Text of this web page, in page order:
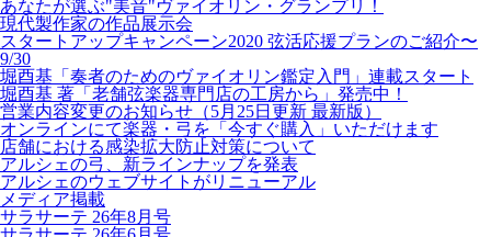
あなたが選ぶ"美音"ヴァイオリン・グランプリ！
現代製作家の作品展示会
スタートアップキャンペーン2020 弦活応援プランのご紹介〜
9/30
堀酉基「奏者のためのヴァイオリン鑑定入門」連載スタート
堀酉基 著「老舗弦楽器専門店の工房から」発売中！
営業内容変更のお知らせ（5月25日更新 最新版）
オンラインにて楽器・弓を「今すぐ購入」いただけます
店舗における感染拡大防止対策について
アルシェの弓、新ラインナップを発表
アルシェのウェブサイトがリニューアル
メディア掲載
サラサーテ 26年8月号